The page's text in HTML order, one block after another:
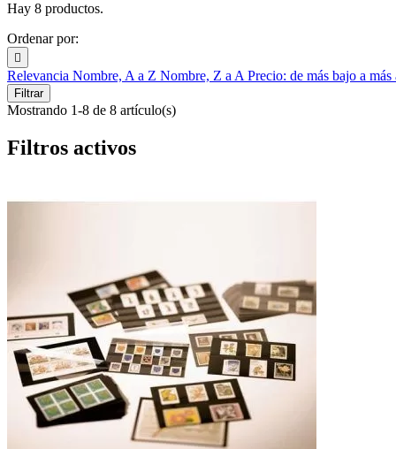
Hay 8 productos.
Ordenar por:

Relevancia Nombre, A a Z Nombre, Z a A Precio: de más bajo a
Filtrar
Mostrando 1-8 de 8 artículo(s)
Filtros activos